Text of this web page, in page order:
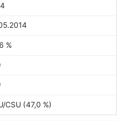
%
CSU (47,0 %)